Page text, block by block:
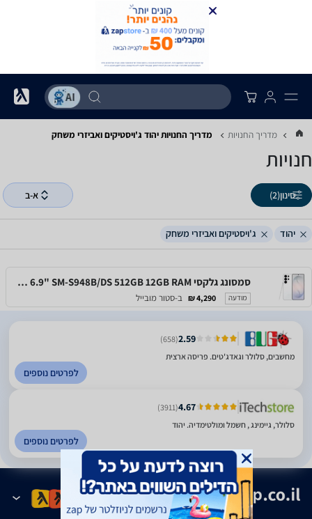
מדריך החנויות מדריך החנויות ‏יהוד ‏ג'ויסטיקים ואביזרי משחק
חנויות
סינון(2) א-ב
יהוד ג'ויסטיקים ואביזרי משחק
סמסונג גלקסי Samsung Galaxy S26 Ultra 6.9" SM-S948B/DS 512GB 12GB RAM
מודעה 4,290 ₪ ב-סטור מובייל
2.59
(658)
מחשבים, סלולר וגאדג'טים. פריסה ארצית
לפרטים נוספים
4.67
(3911)
סלולר, גיימינג , חשמל ומולטימדיה. יהוד
לפרטים נוספים